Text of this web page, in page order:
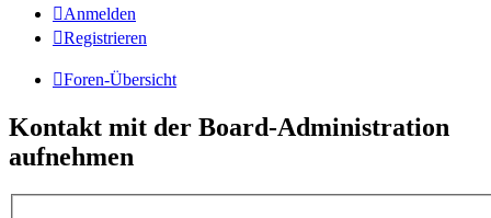
Anmelden
Registrieren
Foren-Übersicht
Kontakt mit der Board-Administration
aufnehmen